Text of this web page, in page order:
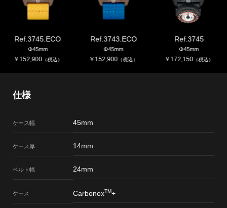
Ref.3745.ECO
Φ45mm
￥ 152,900 （税込）
Ref.3743.ECO
Φ45mm
￥ 152,900 （税込）
Ref.3745
Φ45mm
￥ 172,150 （税込）
仕様
ケース幅 45mm
ケース厚 14mm
ベルト幅 24mm
ケース CarbonoxTM+